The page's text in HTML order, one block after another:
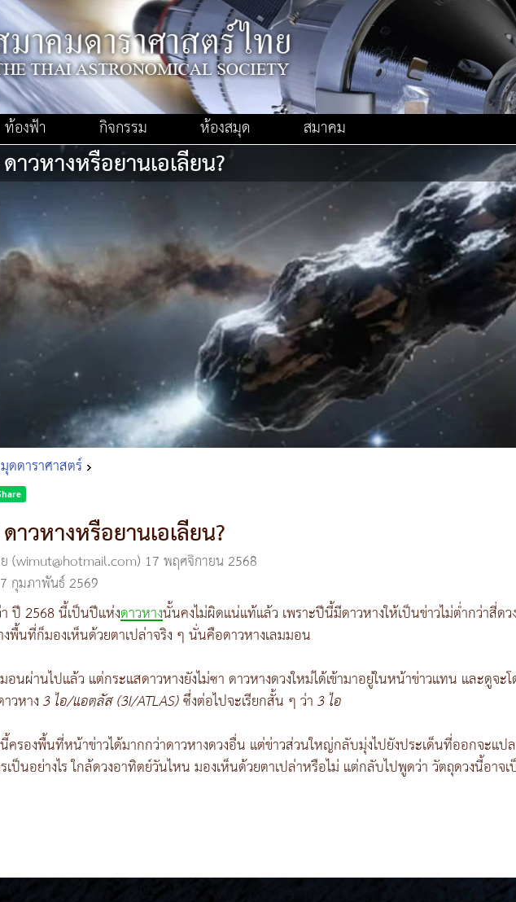
ท้องฟ้า กิจกรรม ห้องสมุด สมาคม
าวหางหรือยานเอเลียน?
ดดาราศาสตร์
าวหางหรือยานเอเลียน?
(wimut@hotmail.com) 17 พฤศจิกายน 2568
กุมภาพันธ์ 2569
ปี 2568 นี้เป็นปีแห่งดาวหางนั้นคงไม่ผิดแน่แท้แล้ว เพราะปีนี้มีดาวหางให้เป็นข่าวไม่ต่ำกว่าสี่ด
พื้นที่ก็มองเห็นด้วยตาเปล่าจริง ๆ นั่นคือดาวหางเลมมอน
อนผ่านไปแล้ว แต่กระแสดาวหางยังไม่ซา ดาวหางดวงใหม่ได้เข้ามาอยู่ในหน้าข่าวแทน และดูจะ
วหาง3 ไอ/แอตลัส (3I/ATLAS)ซึ่งต่อไปจะเรียกสั้น ๆ ว่า3 ไอ
ครองพื้นที่หน้าข่าวได้มากกว่าดาวหางดวงอื่น แต่ข่าวส่วนใหญ่กลับมุ่งไปยังประเด็นที่ออกจะแป
เป็นอย่างไร ใกล้ดวงอาทิตย์วันไหน มองเห็นด้วยตาเปล่าหรือไม่ แต่กลับไปพูดว่า วัตถุดวงนี้อา